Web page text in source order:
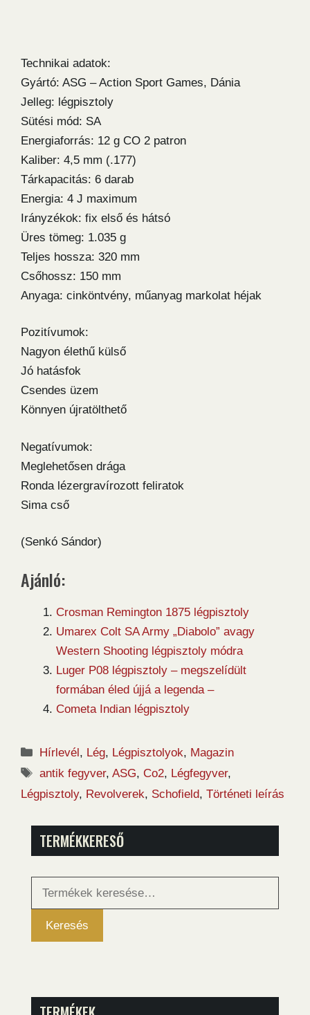
Technikai adatok:
Gyártó: ASG – Action Sport Games, Dánia
Jelleg: légpisztoly
Sütési mód: SA
Energiaforrás: 12 g CO 2 patron
Kaliber: 4,5 mm (.177)
Tárkapacitás: 6 darab
Energia: 4 J maximum
Irányzékok: fix első és hátsó
Üres tömeg: 1.035 g
Teljes hossza: 320 mm
Csőhossz: 150 mm
Anyaga: cinköntvény, műanyag markolat héjak
Pozitívumok:
Nagyon élethű külső
Jó hatásfok
Csendes üzem
Könnyen újratölthető
Negatívumok:
Meglehetősen drága
Ronda lézergravírozott feliratok
Sima cső
(Senkó Sándor)
Ajánló:
Crosman Remington 1875 légpisztoly
Umarex Colt SA Army „Diabolo” avagy
Western Shooting légpisztoly módra
Luger P08 légpisztoly – megszelídült
formában éled újjá a legenda –
Cometa Indian légpisztoly
Kategória
Hírlevél, Lég, Légpisztolyok, Magazin
Címkék
antik fegyver,ASG, Co2, Légfegyver,
Légpisztoly, Revolverek, Schofield, Történeti leírás
TERMÉKKERESŐ
Keresés
Keresés